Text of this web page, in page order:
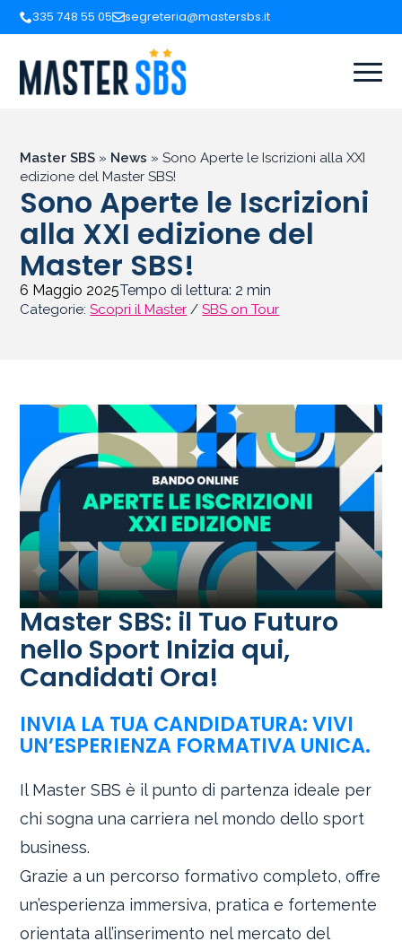
335 748 55 05 segreteria@mastersbs.it
Master SBS » News » Sono Aperte le Iscrizioni alla XXI
edizione del Master SBS!
Sono Aperte le Iscrizioni
alla XXI edizione del
Master SBS!
6 Maggio 2025Tempo di lettura: 2 min
Categorie:Scopri il Master /SBS on Tour
Master SBS: il Tuo Futuro
nello Sport Inizia qui,
Candidati Ora!
INVIA LA TUA CANDIDATURA: VIVI
UN’ESPERIENZA FORMATIVA UNICA.
Il Master SBS è il punto di partenza ideale per
chi sogna una carriera nel mondo dello sport
business.
Grazie a un percorso formativo completo, offre
un’esperienza immersiva, pratica e fortemente
orientata all’inserimento nel mercato del